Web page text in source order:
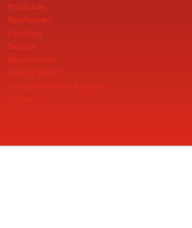
Produkte
Neuheiten
Ketchup
Saucen